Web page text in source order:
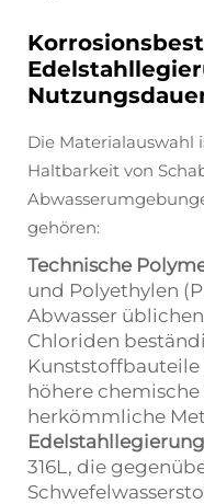
Die Materialauswahl
Haltbarkeit von
gehören:
Technische
und Polyethylen
Abwasser
Chloriden
Kunststoffbauteile
höhere
herkömmliche
316L, die